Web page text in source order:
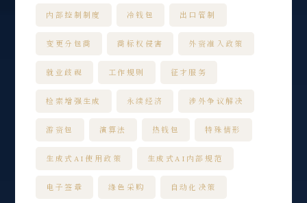
内部控制制度 冷钱包 出口管制
变更分包商 商标权侵害 外资准入政策
就业歧视 工作规则 征才服务
检索增强生成 永续经济 涉外争议解决
游资包 演算法 热钱包 特殊情形
生成式AI使用政策 生成式AI内部规范
电子签章 绿色采购 自动化决策